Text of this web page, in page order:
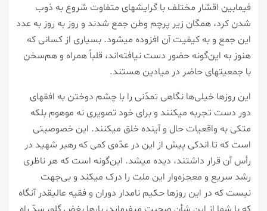
فیمابین اقشار مختلف با گرایشهای متفاوت شروع به ذوب
شدن کرد، همگان زیر پرچم وطن جمع شدند و روز به روز به عدد
این جمع و به کیفیت آن افزوده میشود. بسیاری از کسانی که
هنوز به این‌گونه حضور دست نیافته‌اند، قلباً همراه و هم‌سخن
با جمعیتهای حاضر در میادین هستند.
این روزها خیلی‌ها نگاهی تمدّنی را با چشم دوختن به افقهای
دور دست تجربه میکنند و برای خود تصویری نه موهوم بلکه
متکی به واقعیات حال و آینده خلق میکنند. این خصوصیتی
است که تا اندکی پیش از این در عدّه‌ی کمی که رهبر شهید در
رأس آن قرار داشتند، دیده میشد. این‌گونه است که هر ناظری
رشد سریع و معجزه‌وار این ملت را درک میکند و بی‌جهت
نیست که در این روزها حکیم نامدار دوران و فقیه عالیقدر آنگاه